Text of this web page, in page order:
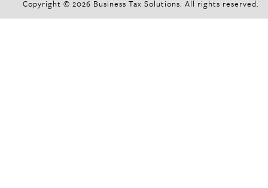
Copyright © 2026 Business Tax Solutions. All rights reserved.